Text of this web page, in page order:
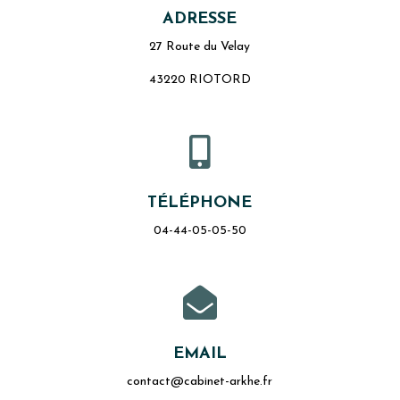
ADRESSE
27 Route du Velay
43220 RIOTORD

TÉLÉPHONE
04-44-05-05-50

EMAIL
contact@cabinet-arkhe.fr